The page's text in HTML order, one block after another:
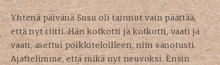
Yhtenä päivänä Susu oli tainnut vain päättää,
että nyt riitti. Hän kotkotti ja kotkotti, vaati ja
vaati, asettui poikkiteloilleen, niin sanotusti.
Ajattelimme, että mikä nyt neuvoksi. Ensin